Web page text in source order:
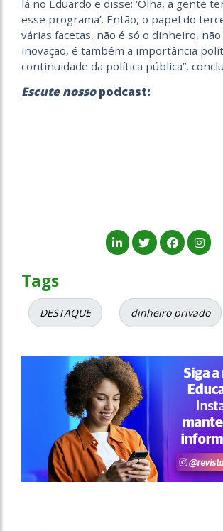
lá no Eduardo e disse: ‘Olha, a gente
esse programa’. Então, o papel do
várias facetas, não é só o dinheiro, não
inovação, é também a importância
continuidade da política pública”,
Escute nossopodcast:
Tags
DESTAQUE dinheiro privado